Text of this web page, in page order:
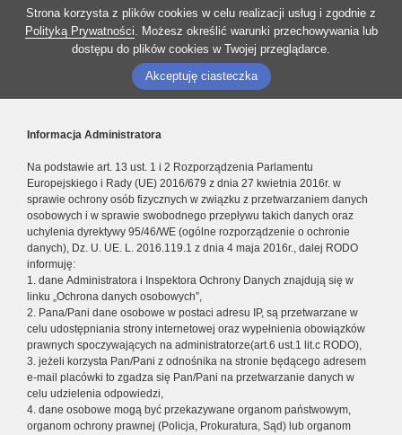
Strona korzysta z plików cookies w celu realizacji usług i zgodnie z
Polityką Prywatności. Możesz określić warunki przechowywania lub
dostępu do plików cookies w Twojej przeglądarce.
Akceptuję ciasteczka
Informacja Administratora
Na podstawie art. 13 ust. 1 i 2 Rozporządzenia Parlamentu
Europejskiego i Rady (UE) 2016/679 z dnia 27 kwietnia 2016r. w
sprawie ochrony osób fizycznych w związku z przetwarzaniem danych
osobowych i w sprawie swobodnego przepływu takich danych oraz
uchylenia dyrektywy 95/46/WE (ogólne rozporządzenie o ochronie
danych), Dz. U. UE. L. 2016.119.1 z dnia 4 maja 2016r., dalej RODO
informuję:
1. dane Administratora i Inspektora Ochrony Danych znajdują się w
linku „Ochrona danych osobowych”,
2. Pana/Pani dane osobowe w postaci adresu IP, są przetwarzane w
celu udostępniania strony internetowej oraz wypełnienia obowiązków
prawnych spoczywających na administratorze(art.6 ust.1 lit.c RODO),
3. jeżeli korzysta Pan/Pani z odnośnika na stronie będącego adresem
e-mail placówki to zgadza się Pan/Pani na przetwarzanie danych w
celu udzielenia odpowiedzi,
4. dane osobowe mogą być przekazywane organom państwowym,
organom ochrony prawnej (Policja, Prokuratura, Sąd) lub organom